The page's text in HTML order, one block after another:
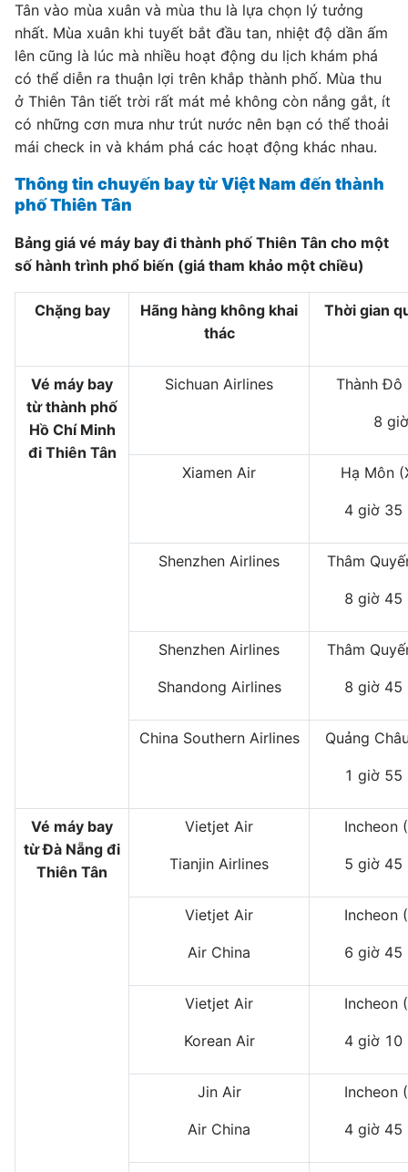
Tân vào mùa xuân và mùa thu là lựa chọn lý tưởng
nhất. Mùa xuân khi tuyết bắt đầu tan, nhiệt độ dần ấm
lên cũng là lúc mà nhiều hoạt động du lịch khám phá
có thể diễn ra thuận lợi trên khắp thành phố. Mùa thu
ở Thiên Tân tiết trời rất mát mẻ không còn nắng gắt, ít
có những cơn mưa như trút nước nên bạn có thể thoải
mái check in và khám phá các hoạt động khác nhau.
Thông tin chuyến bay từ Việt Nam đến thành
phố Thiên Tân
Bảng giá vé máy bay đi thành phố Thiên Tân cho một
số hành trình phổ biến (giá tham khảo một chiều)
Chặng bay
Hãng hàng không khai
thác
Thời gian
Vé máy bay
từ thành phố
Hồ Chí Minh
đi Thiên Tân
Sichuan Airlines Thành Đô
8 giờ
Xiamen Air Hạ Môn
4 giờ 35
Shenzhen Airlines Thâm
8 giờ 45
Shenzhen Airlines
Shandong Airlines
Thâm
8 giờ 45
China Southern Airlines Quảng
1 giờ 55
Vé máy bay
từ Đà Nẵng đi
Thiên Tân
Vietjet Air
Tianjin Airlines
Incheon
5 giờ 45
Vietjet Air
Air China
Incheon
6 giờ 45
Vietjet Air
Korean Air
Incheon
4 giờ 10
Jin Air
Air China
Incheon
4 giờ 45